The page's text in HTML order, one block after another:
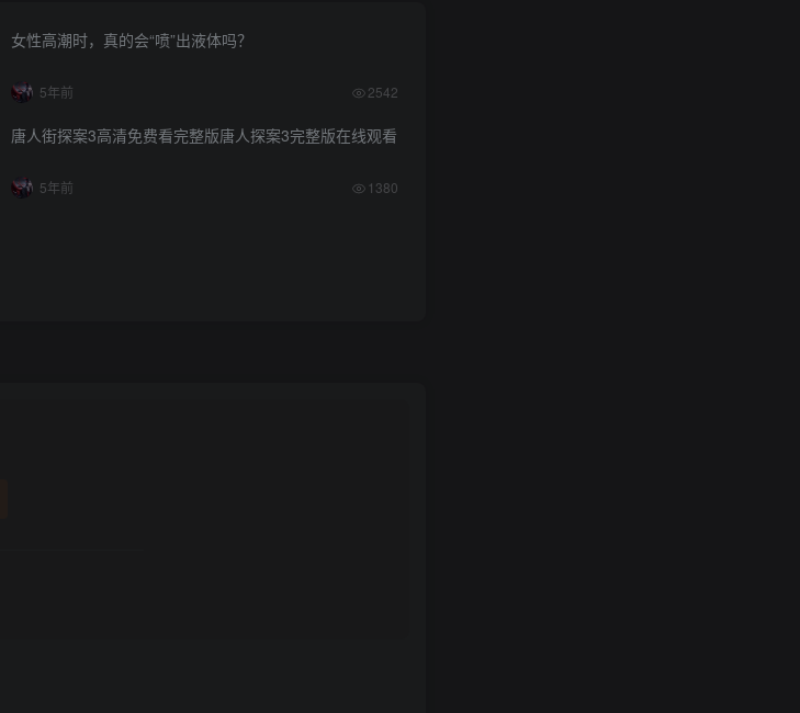
女性高潮时，真的会“喷”出液体吗？
5年前 2542
唐人街探案3高清免费看完整版唐人探案3完整版在线观看
5年前 1380